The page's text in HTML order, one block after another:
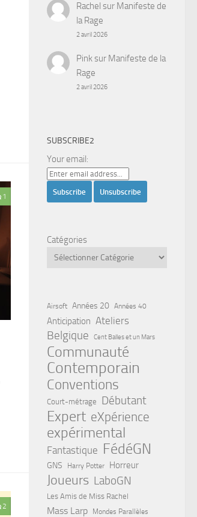
1
2
Rachel sur Manifeste de
la Rage
2 avril 2026
Pinksur Manifeste de la
Rage
2 avril 2026
SUBSCRIBE2
Your email:
Catégories
Airsoft Années 20 Années 40
Anticipation Ateliers
Belgique Cent Balles et un Mars
Communauté
Contemporain
Conventions
Court-métrage Débutant
Expert eXpérience
expérimental
Fantastique FédéGN
GNS Harry Potter Horreur
Joueurs LaboGN
Les Amis de Miss Rachel
Mass Larp
Mondes Parallèles